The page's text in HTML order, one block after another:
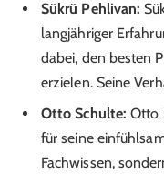
Sükrü Pehlivan:
langjähriger
dabei, den besten
erzielen. Seine
Otto Schulte: Otto
für seine
Fachwissen,